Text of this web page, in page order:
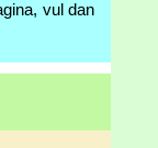
vul dan